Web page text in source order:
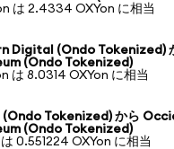
は 2.4334 OXYon に相当
Digital (Ondo Tokenized)
(Ondo Tokenized)
は 8.0314 OXYon に相当
Tokenized) から
(Ondo Tokenized)
0.551224 OXYon に相当